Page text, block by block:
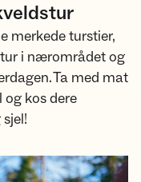
merkede turstier,
tur i nærområdet og
Ta med mat
kos dere